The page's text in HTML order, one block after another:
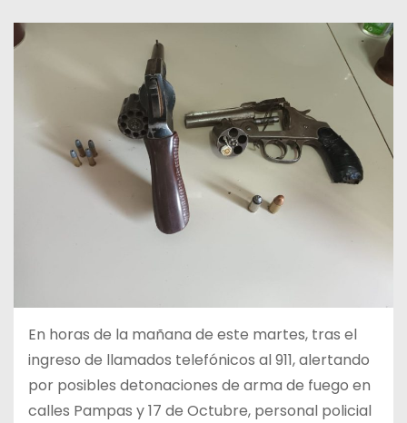
En horas de la mañana de este martes, tras el
ingreso de llamados telefónicos al 911, alertando
por posibles detonaciones de arma de fuego en
calles Pampas y 17 de Octubre, personal policial